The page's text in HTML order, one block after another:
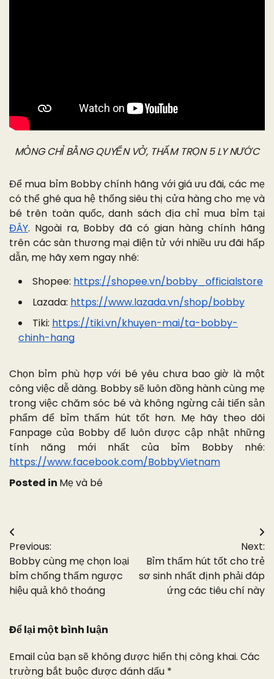
MỎNG CHỈ BẰNG QUYỂN VỞ, THẤM TRỌN 5 LY NƯỚC
Để mua bỉm Bobby chính hãng với giá ưu đãi, các mẹ
có thể ghé qua hệ thống siêu thị cửa hàng cho mẹ và
bé trên toàn quốc, danh sách địa chỉ mua bỉm tại
ĐÂY. Ngoài ra, Bobby đã có gian hàng chính hãng
trên các sàn thương mại điện tử với nhiều ưu đãi hấp
dẫn, mẹ hãy xem ngay nhé:
Shopee: https://shopee.vn/bobby_officialstore
Lazada: https://www.lazada.vn/shop/bobby
Tiki: https://tiki.vn/khuyen-mai/ta-bobby-
chinh-hang
Chọn bỉm phù hợp với bé yêu chưa bao giờ là một
công việc dễ dàng. Bobby sẽ luôn đồng hành cùng mẹ
trong việc chăm sóc bé và không ngừng cải tiến sản
phẩm để bỉm thấm hút tốt hơn. Mẹ hãy theo dõi
Fanpage của Bobby để luôn được cập nhật những
tính năng mới nhất của bỉm Bobby nhé:
https://www.facebook.com/BobbyVietnam
Posted in Mẹ và bé
Điều
hướng
bài
viết
Previous:
Bobby cùng mẹ chọn loại
bỉm chống thấm ngược
hiệu quả khô thoáng
Next:
Bỉm thấm hút tốt cho trẻ
sơ sinh nhất định phải đáp
ứng các tiêu chí này
Để lại một bình luận
Email của bạn sẽ không được hiển thị công khai. Các
trường bắt buộc được đánh dấu *